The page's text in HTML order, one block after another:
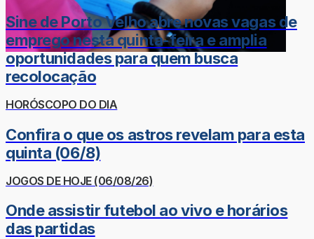
Sine de Porto Velho abre novas vagas de
emprego nesta quinta-feira e amplia
oportunidades para quem busca
recolocação
HORÓSCOPO DO DIA
Confira o que os astros revelam para esta
quinta (06/8)
JOGOS DE HOJE (06/08/26)
Onde assistir futebol ao vivo e horários
das partidas